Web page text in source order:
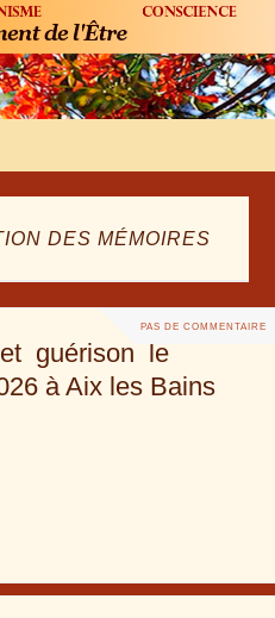
DES MÉMOIRES
PAS DE COMMENTAIRE
guérison le
à Aix les Bains